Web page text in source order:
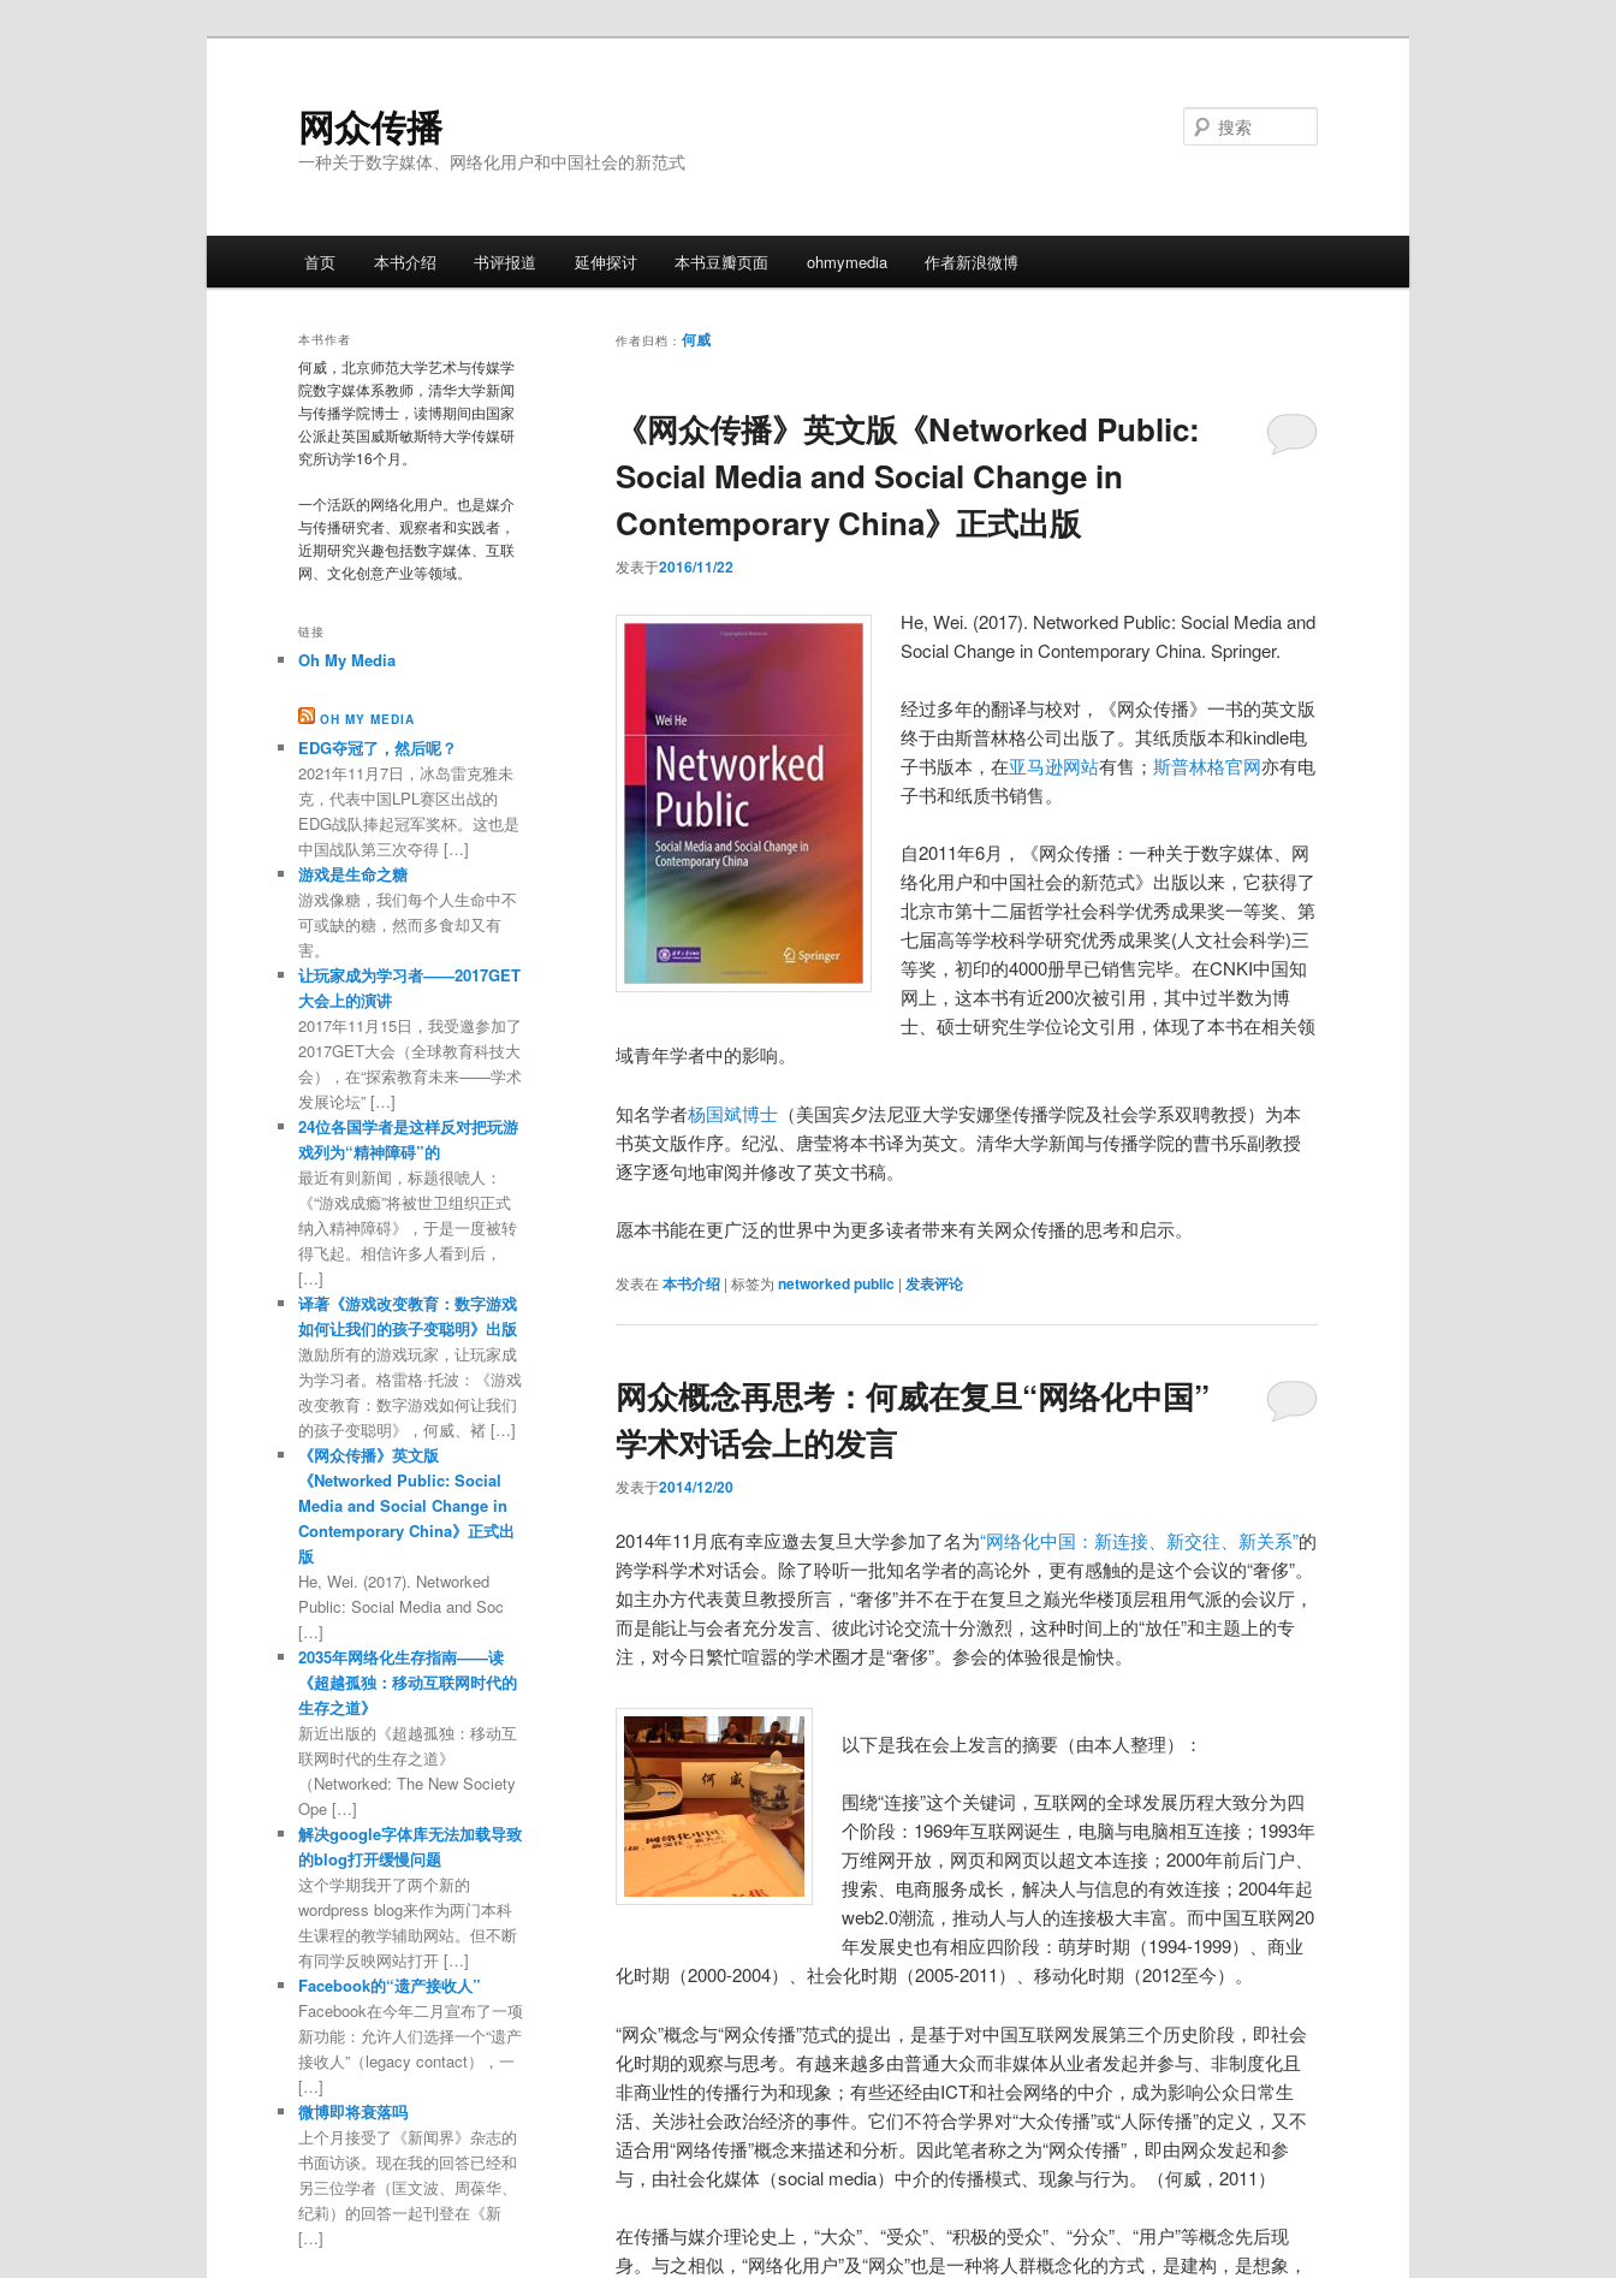
网众传播
一种关于数字媒体、网络化用户和中国社会的新范式
首页 本书介绍 书评报道 延伸探讨 本书豆瓣页面 ohmymedia 作者新浪微博
作者归档： 何威
《网众传播》英文版《Networked Public:
Social Media and Social Change in
Contemporary China》正式出版
发表于2016/11/22
He, Wei. (2017). Networked Public: Social Media and
Social Change in Contemporary China. Springer.
经过多年的翻译与校对，《网众传播》一书的英文版
终于由斯普林格公司出版了。其纸质版本和kindle电
子书版本，在亚马逊网站有售；斯普林格官网亦有电
子书和纸质书销售。
自2011年6月，《网众传播：一种关于数字媒体、网
络化用户和中国社会的新范式》出版以来，它获得了
北京市第十二届哲学社会科学优秀成果奖一等奖、第
七届高等学校科学研究优秀成果奖(人文社会科学)三
等奖，初印的4000册早已销售完毕。在CNKI中国知
网上，这本书有近200次被引用，其中过半数为博
士、硕士研究生学位论文引用，体现了本书在相关领
域青年学者中的影响。
知名学者杨国斌博士 （美国宾夕法尼亚大学安娜堡传播学院及社会学系双聘教授）为本
书英文版作序。纪泓、唐莹将本书译为英文。清华大学新闻与传播学院的曹书乐副教授
逐字逐句地审阅并修改了英文书稿。
愿本书能在更广泛的世界中为更多读者带来有关网众传播的思考和启示。
发表在本书介绍 | 标签为 networked public | 发表评论
网众概念再思考：何威在复旦“网络化中国”
学术对话会上的发言
发表于2014/12/20
2014年11月底有幸应邀去复旦大学参加了名为“网络化中国：新连接、新交往、新关系”的
跨学科学术对话会。除了聆听一批知名学者的高论外，更有感触的是这个会议的“奢侈”。
如主办方代表黄旦教授所言，“奢侈”并不在于在复旦之巅光华楼顶层租用气派的会议厅，
而是能让与会者充分发言、彼此讨论交流十分激烈，这种时间上的“放任”和主题上的专
注，对今日繁忙喧嚣的学术圈才是“奢侈”。参会的体验很是愉快。
以下是我在会上发言的摘要（由本人整理）：
围绕“连接”这个关键词，互联网的全球发展历程大致分为四
个阶段：1969年互联网诞生，电脑与电脑相互连接；1993年
万维网开放，网页和网页以超文本连接；2000年前后门户、
搜索、电商服务成长，解决人与信息的有效连接；2004年起
web2.0潮流，推动人与人的连接极大丰富。而中国互联网20
年发展史也有相应四阶段：萌芽时期（1994-1999）、商业
化时期（2000-2004）、社会化时期（2005-2011）、移动化时期（2012至今）。
“网众”概念与“网众传播”范式的提出，是基于对中国互联网发展第三个历史阶段，即社会
化时期的观察与思考。有越来越多由普通大众而非媒体从业者发起并参与、非制度化且
非商业性的传播行为和现象；有些还经由ICT和社会网络的中介，成为影响公众日常生
活、关涉社会政治经济的事件。它们不符合学界对“大众传播”或“人际传播”的定义，又不
适合用“网络传播”概念来描述和分析。因此笔者称之为“网众传播”，即由网众发起和参
与，由社会化媒体（social media）中介的传播模式、现象与行为。（何威，2011）
在传播与媒介理论史上，“大众”、“受众”、“积极的受众”、“分众”、“用户”等概念先后现
身。与之相似，“网络化用户”及“网众”也是一种将人群概念化的方式，是建构，是想象，
本书作者
何威，北京师范大学艺术与传媒学
院数字媒体系教师，清华大学新闻
与传播学院博士，读博期间由国家
公派赴英国威斯敏斯特大学传媒研
究所访学16个月。
一个活跃的网络化用户。也是媒介
与传播研究者、观察者和实践者，
近期研究兴趣包括数字媒体、互联
网、文化创意产业等领域。
链接
Oh My Media
OH MY MEDIA
EDG夺冠了，然后呢？
2021年11月7日，冰岛雷克雅未
克，代表中国LPL赛区出战的
EDG战队捧起冠军奖杯。这也是
中国战队第三次夺得 […]
游戏是生命之糖
游戏像糖，我们每个人生命中不
可或缺的糖，然而多食却又有
害。
让玩家成为学习者——2017GET
大会上的演讲
2017年11月15日，我受邀参加了
2017GET大会（全球教育科技大
会），在“探索教育未来——学术
发展论坛” […]
24位各国学者是这样反对把玩游
戏列为“精神障碍”的
最近有则新闻，标题很唬人：
《“游戏成瘾”将被世卫组织正式
纳入精神障碍》，于是一度被转
得飞起。相信许多人看到后，
[…]
译著《游戏改变教育：数字游戏
如何让我们的孩子变聪明》出版
激励所有的游戏玩家，让玩家成
为学习者。格雷格·托波：《游戏
改变教育：数字游戏如何让我们
的孩子变聪明》，何威、褚 […]
《网众传播》英文版
《Networked Public: Social
Media and Social Change in
Contemporary China》正式出
版
He, Wei. (2017). Networked
Public: Social Media and Soc
[…]
2035年网络化生存指南——读
《超越孤独：移动互联网时代的
生存之道》
新近出版的《超越孤独：移动互
联网时代的生存之道》
（Networked: The New Society
Ope […]
解决google字体库无法加载导致
的blog打开缓慢问题
这个学期我开了两个新的
wordpress blog来作为两门本科
生课程的教学辅助网站。但不断
有同学反映网站打开 […]
Facebook的“遗产接收人”
Facebook在今年二月宣布了一项
新功能：允许人们选择一个“遗产
接收人”（legacy contact），一
[…]
微博即将衰落吗
上个月接受了《新闻界》杂志的
书面访谈。现在我的回答已经和
另三位学者（匡文波、周葆华、
纪莉）的回答一起刊登在《新
[…]